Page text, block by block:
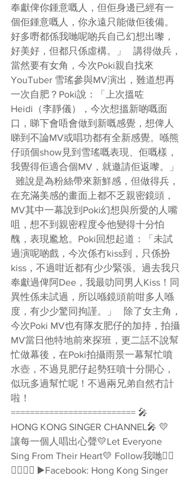
奉獻俾你鍾意嘅人，但佢身邊已經有一
個佢鍾意嘅人，你永遠只能做佢後備。
好多嘢都係我哋呢啲兵自己幻想出嚟，
好美好，但都只係虛構。」   講得做兵，
當然要有女角，今次Poki親自找來
YouTuber 雪瑤參與MV演出，難道想再
一次自肥？Poki說：「上次搵咗
Heidi（李靜儀），今次想搵新啲嘅面
口，睇下會唔會做到新嘅感覺，想俾人
睇到不論MV或唱功都有全新感覺。喺熊
仔頭個show見到雪瑤嘅表現、佢嘅樣，
我覺得佢適合個MV，就邀請佢返嚟。」
  雖說是為粉絲帶來新鮮感，但做得兵，
在充滿美感的畫面上都不乏親密鏡頭，
MV其中一幕說到Poki幻想與所愛的人嘴
咀，想不到親密程度令他變得十分怕
醜，表現尷尬。Poki回想起道：「未試
過演呢啲戲，今次係冇kiss到，只係扮
kiss，不過咁近都有少少緊張。過去我只
奉獻過俾阿Dee，我最叻同男人Kiss！同
異性係未試過，所以喺鏡頭前咁多人喺
度，有少少驚同拘謹。」   除了女主角，
今次Poki MV也有隊友肥仔的加持，拍攝
MV當日他特地前來探班，更二話不說幫
忙做幕後，在Poki拍攝雨景一幕幫忙噴
水壺，不過見肥仔起勢狂噴十分開心，
似玩多過幫忙呢！不過兩兄弟自然冇計
啦！
========================== 🎤
HONG KONG SINGER CHANNEL🎤 💛
讓每一個人唱出心聲💛Let Everyone
Sing From Their Heart💛 Follow我哋👇🏻
👇🏻🥰🥰 ▶️Facebook: Hong Kong Singer